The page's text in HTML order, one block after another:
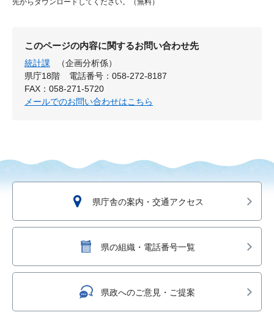
先からダウンロードしてください。（無料）
このページの内容に関するお問い合わせ先
統計課
（企画分析係）
県庁18階
電話番号：058-272-8187
FAX：058-271-5720
メールでのお問い合わせはこちら
県庁舎の案内・交通アクセス
県の組織・電話番号一覧
県政へのご意見・ご提案